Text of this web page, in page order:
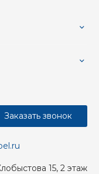
15, 2 этаж
Заказать звонок